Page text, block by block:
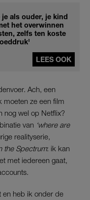
je als ouder, je kind
het overwinnen
zelfs ten koste
LEES OOK
Ach, een
moeten ze een film
nog wel op Netflix?
van ‘where are
realityserie,
the Spectrum: ik kan
met iedereen gaat,
en heb ik onder de